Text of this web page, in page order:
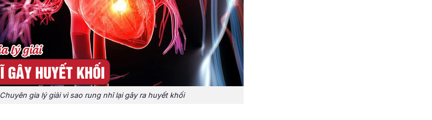
Chuyên gia lý giải vì sao rung nhĩ lại gây ra huyết khối